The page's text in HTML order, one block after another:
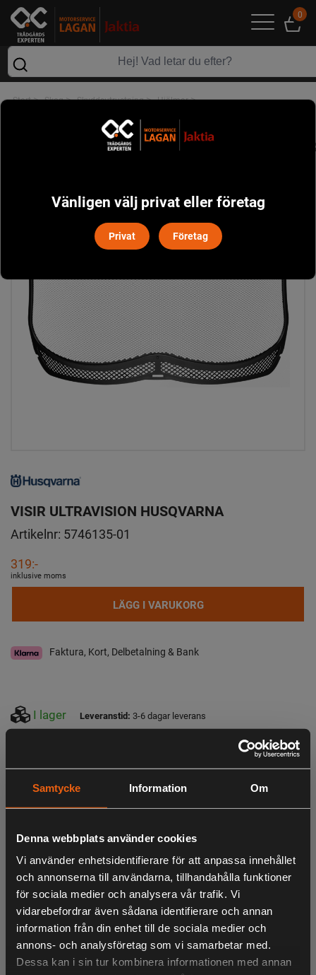
Samtycke Information Om
Denna webbplats använder cookies
Vi använder enhetsidentifierare för att anpassa innehållet
och annonserna till användarna, tillhandahålla funktioner
för sociala medier och analysera vår trafik. Vi
vidarebefordrar även sådana identifierare och annan
information från din enhet till de sociala medier och
annons- och analysföretag som vi samarbetar med.
Dessa kan i sin tur kombinera informationen med annan
0
Start> Skog> Skyddsutrustning> Hjälmar>
VISIR ULTRAVISION HUSQVARNA
Artikelnr: 5746135-01
319:-
inklusive moms
LÄGG I VARUKORG
Faktura, Kort, Delbetalning & Bank
I lager Leveranstid: 3-6 dagar leverans
Observera att webshopens lager inte alltid gäller för butiken i Lagan. Vänligen
Beskrivning
med 30 % ljusreduktion på ett standardvisir. Den nya
formen gör visiret mindre känsligt för permanenta
deformationer och dessutom får regn och snö svårare att
fastna och försämra sikten. Passar merparten av våra
hjälmar och hörselskydd. (Ej Technical)
Vänligen välj privat eller företag
Privat Företag